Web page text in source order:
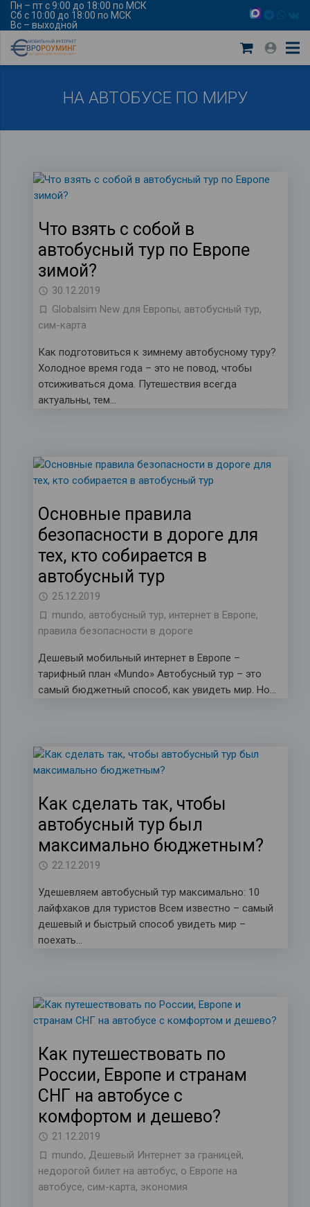
Пн – пт с 9:00 до 18:00 по МСК
Сб с 10:00 до 18:00 по МСК
Вс – выходной
НА АВТОБУСЕ ПО МИРУ
Что взять с собой в
автобусный тур по Европе
зимой?
30.12.2019
Globalsim New для Европы, автобусный тур,
сим-карта
Как подготовиться к зимнему автобусному туру?
Холодное время года – это не повод, чтобы
отсиживаться дома. Путешествия всегда
актуальны, тем…
Основные правила
безопасности в дороге для
тех, кто собирается в
автобусный тур
25.12.2019
mundo, автобусный тур, интернет в Европе,
правила безопасности в дороге
Дешевый мобильный интернет в Европе –
тарифный план «Mundo» Автобусный тур – это
самый бюджетный способ, как увидеть мир. Но…
Как сделать так, чтобы
автобусный тур был
максимально бюджетным?
22.12.2019
Удешевляем автобусный тур максимально: 10
лайфхаков для туристов Всем известно – самый
дешевый и быстрый способ увидеть мир –
поехать…
Как путешествовать по
России, Европе и странам
СНГ на автобусе с
комфортом и дешево?
21.12.2019
mundo, Дешевый Интернет за границей,
недорогой билет на автобус, о Европе на
автобусе, сим-карта, экономия